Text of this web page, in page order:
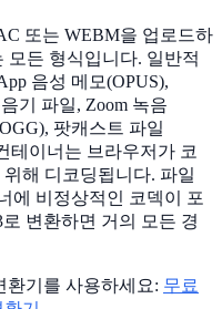
또는 WEBM을 업로드하
모든 형식입니다. 일반적
음성 메모(OPUS),
기 파일, Zoom 녹음
팟캐스트 파일
테이너는 브라우저가 코
해 디코딩됩니다. 파일
에 비정상적인 코덱이 포
변환하면 거의 모든 경
환기를 사용하세요: 무료